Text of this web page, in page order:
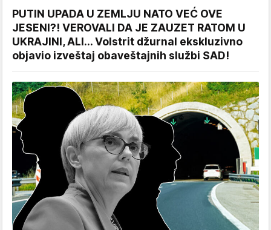
PUTIN UPADA U ZEMLJU NATO VEĆ OVE
JESENI?! VEROVALI DA JE ZAUZET RATOM U
UKRAJINI, ALI... Volstrit džurnal ekskluzivno
objavio izveštaj obaveštajnih službi SAD!